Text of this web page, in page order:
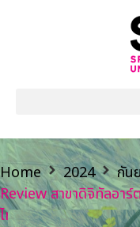
Home 2024 กัน
Review สาขาดิจิทัลอา
ไทย